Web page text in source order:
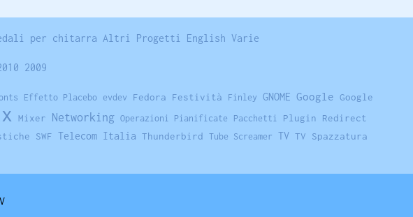
per chitarra Altri Progetti English Varie
2009
Effetto Placebo evdev Fedora Festività Finley GNOME Google Google
Mixer Networking Operazioni Pianificate Pacchetti
Plugin Redirect
SWF Telecom Italia Thunderbird Tube Screamer TV TV Spazzatura